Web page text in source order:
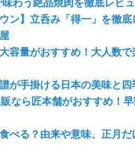
ン】立呑み「得一」を徹
容量がおすすめ！大人数
が手掛ける日本の美味と四
販なら匠本舗がおすすめ！
べる？由来や意味、正月